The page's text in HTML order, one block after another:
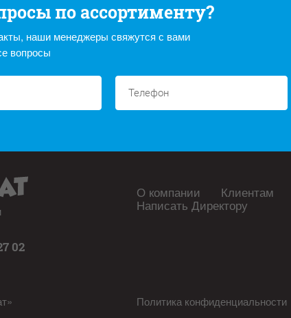
по ассортименту?
наши менеджеры свяжутся с вами
вопросы
02
О компании Клиентам
Написать Директору
Политика конфиденциальности